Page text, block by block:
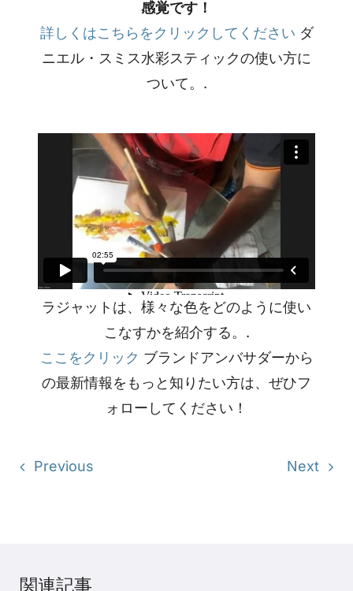
感覚です！
詳しくはこちらをクリックしてください ダ
ニエル・スミス水彩スティックの使い方に
ついて。.
ラジャットは、様々な色をどのように使い
こなすかを紹介する。.
ここをクリック ブランドアンバサダーから
の最新情報をもっと知りたい方は、ぜひフ
ォローしてください！
Previous Next
関連記事